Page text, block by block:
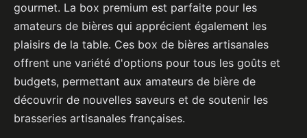
gourmet. La box premium est parfaite pour les
amateurs de bières qui apprécient également les
plaisirs de la table. Ces box de bières artisanales
offrent une variété d'options pour tous les goûts et
budgets, permettant aux amateurs de bière de
découvrir de nouvelles saveurs et de soutenir les
brasseries artisanales françaises.